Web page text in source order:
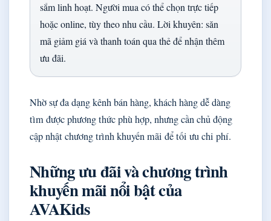
sắm linh hoạt. Người mua có thể chọn trực tiếp
hoặc online, tùy theo nhu cầu. Lời khuyên: săn
mã giảm giá và thanh toán qua thẻ để nhận thêm
ưu đãi.
Nhờ sự đa dạng kênh bán hàng, khách hàng dễ dàng
tìm được phương thức phù hợp, nhưng cần chủ động
cập nhật chương trình khuyến mãi để tối ưu chi phí.
Những ưu đãi và chương trình
khuyến mãi nổi bật của
AVAKids